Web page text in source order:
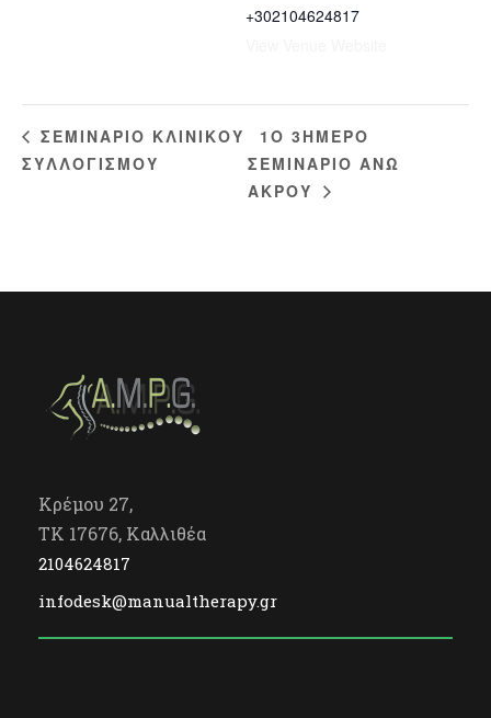
+302104624817
ΣΕΜΙΝΑΡΙΟ ΚΛΙΝΙΚΟΥ
ΣΥΛΛΟΓΙΣΜΟΥ
1O 3ΗΜΕΡΟ
ΣΕΜΙΝΑΡΙΟ ΑΝΩ
ΑΚΡΟΥ
Κρέμου 27,
TK 17676, Καλλιθέα
2104624817
infodesk@manualtherapy.gr